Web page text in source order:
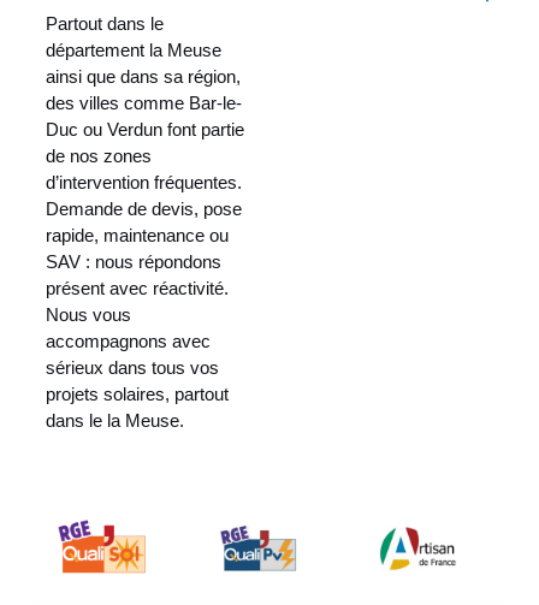
Partout dans le
département la Meuse
ainsi que dans sa région,
des villes comme Bar-le-
Duc ou Verdun font partie
de nos zones
d’intervention fréquentes.
Demande de devis, pose
rapide, maintenance ou
SAV : nous répondons
présent avec réactivité.
Nous vous
accompagnons avec
sérieux dans tous vos
projets solaires, partout
dans le la Meuse.